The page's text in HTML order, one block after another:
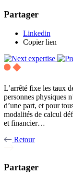
Partager
Linkedin
Copier lien
L’arrêté fixe les taux
personnes physiques
d’une part, et pour
modalités de calcul
et financier…
Retour
Partager